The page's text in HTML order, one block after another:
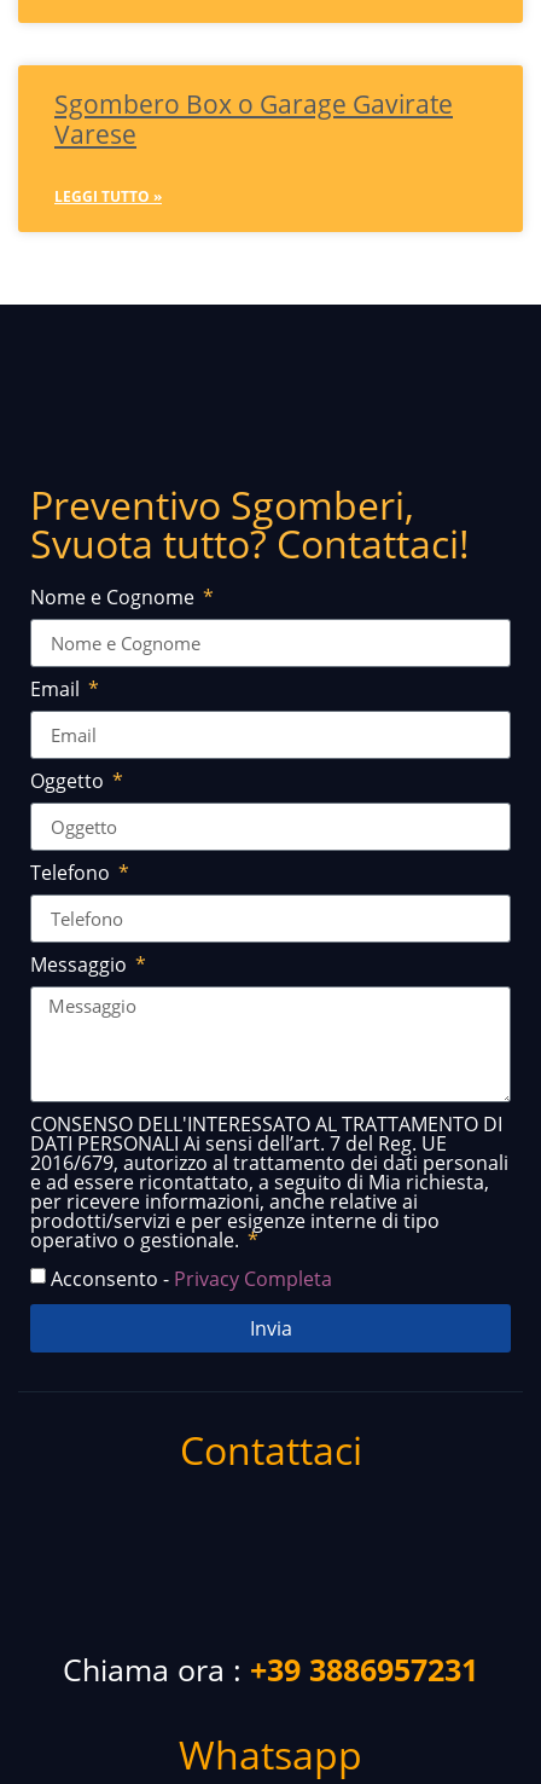
Sgombero Box o Garage Gavirate
Varese
LEGGI TUTTO »
Preventivo Sgomberi,
Svuota tutto? Contattaci!
Nome e Cognome
Email
Oggetto
Telefono
Messaggio
CONSENSO DELL'INTERESSATO AL TRATTAMENTO DI
DATI PERSONALI Ai sensi dell’art. 7 del Reg. UE
2016/679, autorizzo al trattamento dei dati personali
e ad essere ricontattato, a seguito di Mia richiesta,
per ricevere informazioni, anche relative ai
prodotti/servizi e per esigenze interne di tipo
operativo o gestionale.
Acconsento - Privacy Completa
Invia
Contattaci
Chiama ora : +39 3886957231
Whatsapp